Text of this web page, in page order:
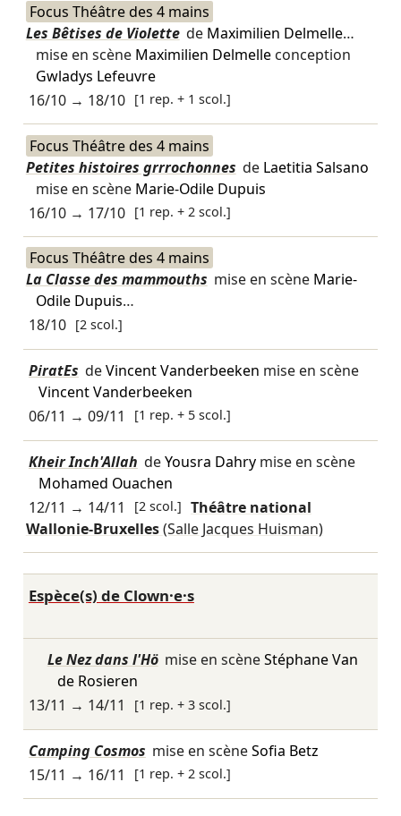
Focus Théâtre des 4 mains
Les Bêtises de Violette de Maximilien Delmelle…
mise en scène Maximilien Delmelleconception
Gwladys Lefeuvre
16/10→ 18/10 [1 rep. + 1 scol.]
Focus Théâtre des 4 mains
Petites histoires grrrochonnes de Laetitia Salsano
mise en scène Marie-Odile Dupuis
16/10→ 17/10 [1 rep. + 2 scol.]
Focus Théâtre des 4 mains
La Classe des mammouths mise en scène Marie-
Odile Dupuis…
18/10 [2 scol.]
PiratEs deVincent Vanderbeeken mise en scène
Vincent Vanderbeeken
06/11 → 09/11 [1 rep. + 5 scol.]
Kheir Inch'Allah deYousra Dahrymise en scène
Mohamed Ouachen
12/11 → 14/11 [2 scol.] Théâtre national
Wallonie-Bruxelles(Salle Jacques Huisman)
Espèce(s) de Clown·e·s
Le Nez dans l'Hö mise en scèneStéphane Van
de Rosieren
13/11 → 14/11 [1 rep. + 3 scol.]
Camping Cosmos mise en scèneSofia Betz
15/11 → 16/11 [1 rep. + 2 scol.]